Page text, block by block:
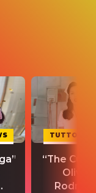
TUTTO
“The
Olivia